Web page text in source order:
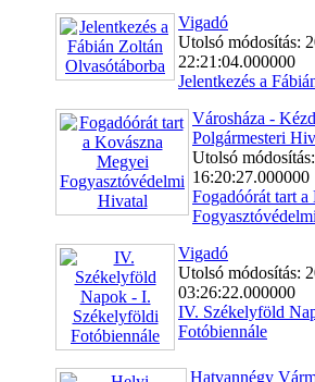
Vigadó
Utolsó módosítás:
22:21:04.000000
Jelentkezés a
Városháza -
Polgármesteri
Utolsó
16:20:27.000000
Fogadóórát tart
Vigadó
Utolsó módosítás:
03:26:22.000000
IV. Székelyföld
Fotóbiennále
Hatvannégy